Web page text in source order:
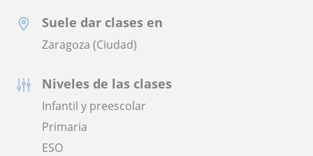
Suele dar clases en
Zaragoza (Ciudad)
Niveles de las clases
Infantil y preescolar
Primaria
ESO